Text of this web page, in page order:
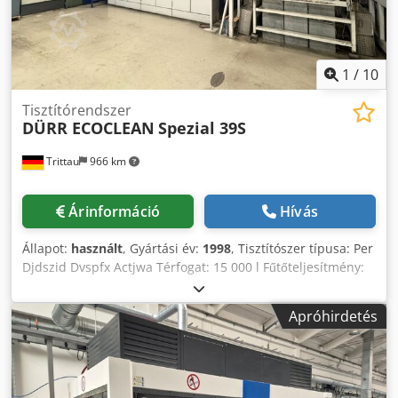
1 / 10
Trittau 966 km
Tisztítórendszer
DÜRR ECOCLEAN Spezial 39S
Árinformáció Hívás
Állapot: használt, Gyártási év: 1998, Tisztítószer típusa: Per
Djdszid Dvspfx Actjwa Térfogat: 15 000 l Fűtőteljesítmény:
275 kW Hűtőteljesítmény: 43 kW Töltet mérete (H x Sz x M,
max., kb.): 2250 x 1000 x 1150 mm Töltet súlya (kb.): 1000
kg Átfolyás (kb.): 2 töltet/óra Ciklusidő (kb.): 30 perc
Betöltési magasság: 1010 mm Desztillátum-termelés (kb.):
1000 l/óra Alapterület: 20 x 10 m Üzemórák: kb. 67 904 óra
Csatlakoztatási teljesítmény: 122 kW Csatlakoztatási
Apróhirdetés